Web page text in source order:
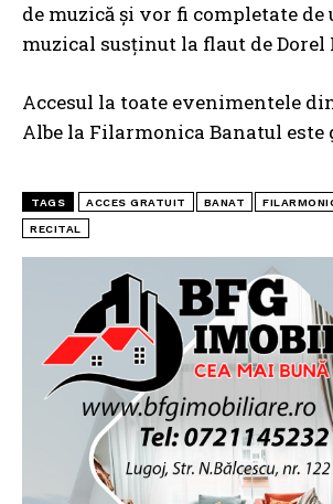
de muzică și vor fi completate
muzical susținut la flaut de Dorel
Accesul la toate evenimentele
Albe la Filarmonica Banatul este
TAGS ACCES GRATUIT BANAT
RECITAL